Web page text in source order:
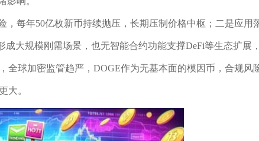
，每年50亿枚新币持续抛压，长期压制价格中枢；二是应用
大规模刚需场景，也无智能合约功能支撑DeFi等生态扩展
全球加密监管趋严，DOGE作为无基本面的模因币，合规风
大。